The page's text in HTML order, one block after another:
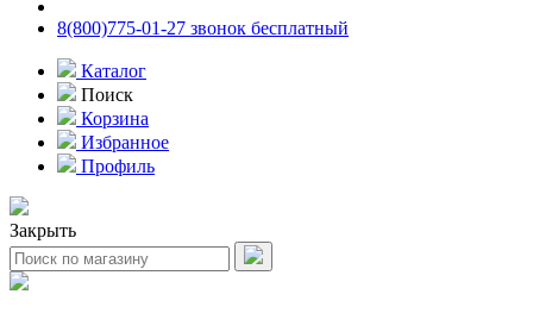
8(800)775-01-27 звонок бесплатный
Каталог
Поиск
Корзина
Избранное
Профиль
Закрыть